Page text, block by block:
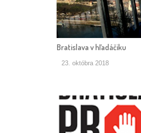
Bratislava v hľadáčiku
23. októbra 2018